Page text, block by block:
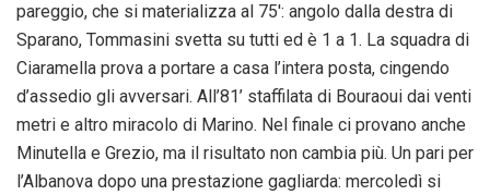
pareggio, che si materializza al 75′: angolo dalla destra di
Sparano, Tommasini svetta su tutti ed è 1 a 1. La squadra di
Ciaramella prova a portare a casa l’intera posta, cingendo
d’assedio gli avversari. All’81’ staffilata di Bouraoui dai venti
metri e altro miracolo di Marino. Nel finale ci provano anche
Minutella e Grezio, ma il risultato non cambia più. Un pari per
l’Albanova dopo una prestazione gagliarda: mercoledì si